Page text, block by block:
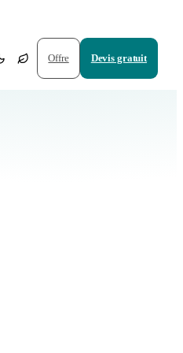
Offre Devis gratuit